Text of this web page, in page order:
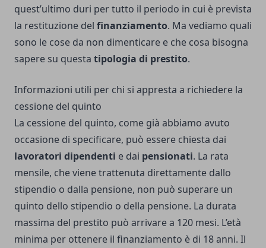
quest’ultimo duri per tutto il periodo in cui è prevista
la restituzione del finanziamento. Ma vediamo quali
sono le cose da non dimenticare e che cosa bisogna
sapere su questa tipologia di prestito.
Informazioni utili per chi si appresta a richiedere la
cessione del quinto
La cessione del quinto, come già abbiamo avuto
occasione di specificare, può essere chiesta dai
lavoratori dipendenti e dai pensionati. La rata
mensile, che viene trattenuta direttamente dallo
stipendio o dalla pensione, non può superare un
quinto dello stipendio o della pensione. La durata
massima del prestito può arrivare a 120 mesi. L’età
minima per ottenere il finanziamento è di 18 anni. Il